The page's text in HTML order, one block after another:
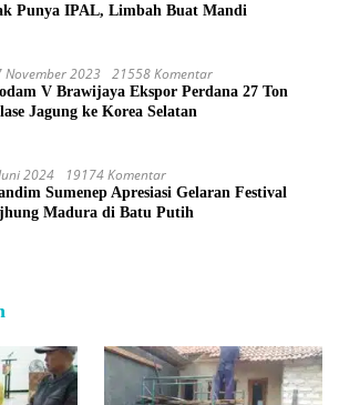
Punya IPAL, Limbah Buat Mandi
November 2023 21558 Komentar
V Brawijaya Ekspor Perdana 27 Ton
Jagung ke Korea Selatan
2024 19174 Komentar
Sumenep Apresiasi Gelaran Festival
Madura di Batu Putih